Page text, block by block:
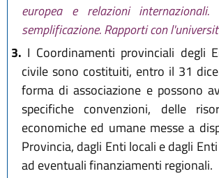
europea e relazioni internazionali.
semplificazione. Rapporti con
3. I Coordinamenti provinciali degli
civile sono costituiti, entro il 31
forma di associazione e possono
specifiche convenzioni, delle
economiche ed umane messe a
Provincia, dagli Enti locali e dagli
ad eventuali finanziamenti regionali.